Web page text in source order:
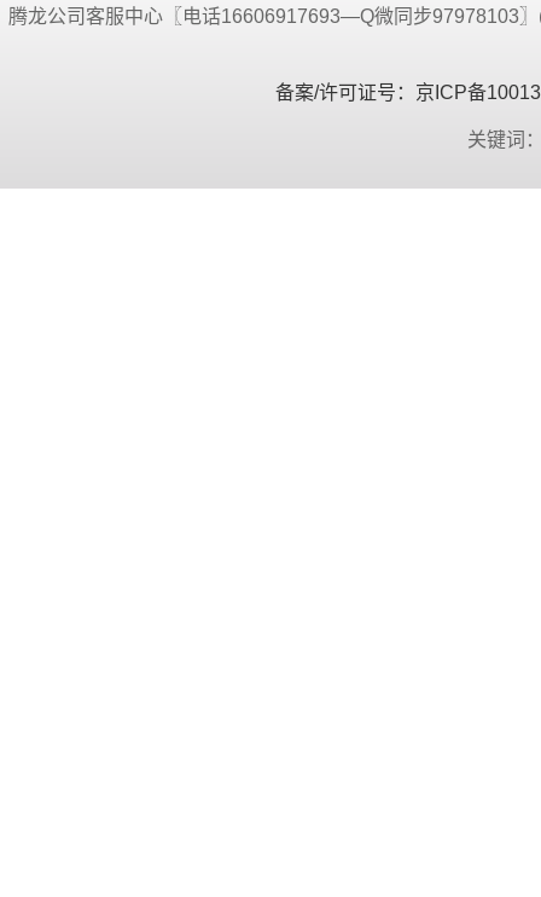
腾龙公司客服中心〖电话16606917693—Q微同步97978103
备案/许可证号：京ICP备
关键词